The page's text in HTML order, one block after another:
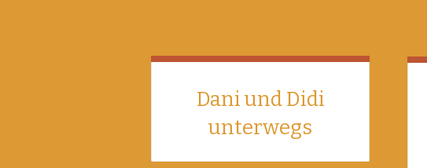
Dani und Didi
unterwegs